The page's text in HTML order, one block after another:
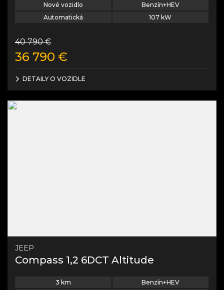
Nové vozidlo
Benzín+HEV
Automatická
107 kW
40 790€
36 790 €
DETAILY O VOZIDLE
JEEP
Compass 1,2 6DCT Altitude
3 km
Benzín+HEV